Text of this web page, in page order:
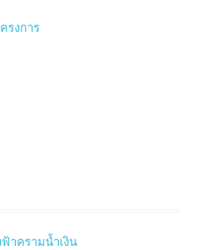
รงการ
าครามน้ำเงิน